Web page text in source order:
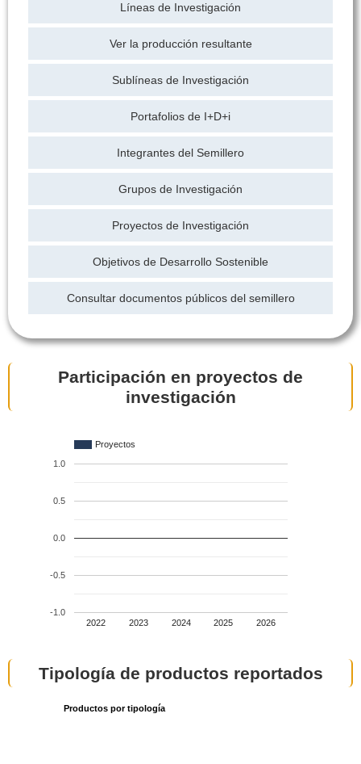
Líneas de Investigación
Ver la producción resultante
Sublíneas de Investigación
Portafolios de I+D+i
Integrantes del Semillero
Grupos de Investigación
Proyectos de Investigación
Objetivos de Desarrollo Sostenible
Consultar documentos públicos del semillero
Participación en proyectos de
investigación
Proyectos
2022 2023 2024 2025 2026
-1.0
-0.5
0.0
0.5
1.0
Tipología de productos reportados
Productos por tipología